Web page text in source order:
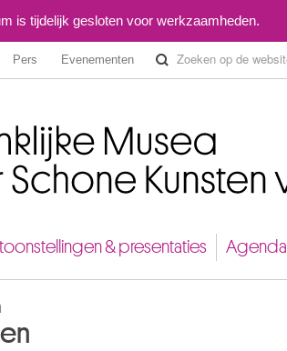
is tijdelijk gesloten voor werkzaamheden.
Pers Evenementen
& presentaties Agenda